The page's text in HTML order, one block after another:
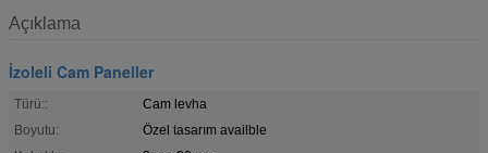
Açıklama
İzoleli Cam Paneller
Türü::
Cam levha
Boyutu:
Özel tasarım availble